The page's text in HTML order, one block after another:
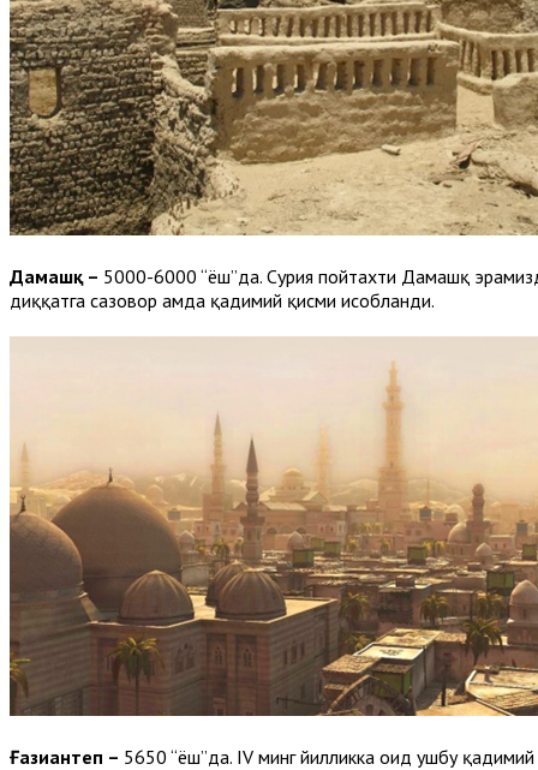
Дамашқ – 5000-6000 “ёш”да. Сурия пойтахти Дамашқ
диққатга сазовор ҳамда қадимий қисми ҳисобланди.
Ғазиантеп – 5650 “ёш”да. IV минг йилликка оид ушбу